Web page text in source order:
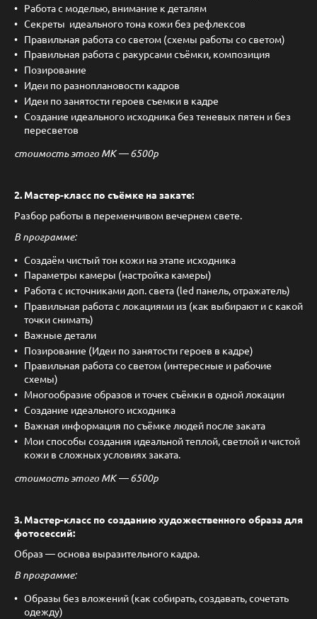
Работа с моделью, внимание к деталям
Секреты идеального тона кожи без рефлексов
Правильная работа со светом (схемы работы со светом)
Правильная работа с ракурсами съёмки, композиция
Позирование
Идеи по разноплановости кадров
Идеи по занятости героев съемки в кадре
Создание идеального исходника без теневых пятен и без
пересветов
стоимость этого МК — 6500р
2. Мастер-класс по съёмке на закате:
Разбор работы в переменчивом вечернем свете.
В программе:
Создаём чистый тон кожи на этапе исходника
Параметры камеры (настройка камеры)
Работа с источниками доп. света (led панель, отражатель)
Правильная работа с локациями из (как выбирают и с какой
точки снимать)
Важные детали
Позирование (Идеи по занятости героев в кадре)
Правильная работа со светом (интересные и рабочие
схемы)
Многообразие образов и точек съёмки в одной локации
Создание идеального исходника
Важная информация по съёмке людей после заката
Мои способы создания идеальной теплой, светлой и чистой
кожи в сложных условиях заката.
стоимость этого МК — 6500р
3. Мастер-класс по созданию художественного образа для
фотосессий:
Образ — основа выразительного кадра.
В программе:
Образы без вложений (как собирать, создавать, сочетать
одежду)